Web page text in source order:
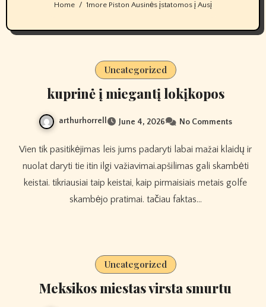
Home 1more Piston Ausinės įstatomos į Ausį
Uncategorized
kuprinė į miegantį lokįkopos
arthurhorrell June 4, 2026 No Comments
Vien tik pasitikėjimas leis jums padaryti labai mažai klaidų ir
nuolat daryti tie itin ilgi važiavimai.apšilimas gali skambėti
keistai. tikriausiai taip keistai, kaip pirmaisiais metais golfe
skambėjo pratimai. tačiau faktas…
Uncategorized
Meksikos miestas virsta smurtu